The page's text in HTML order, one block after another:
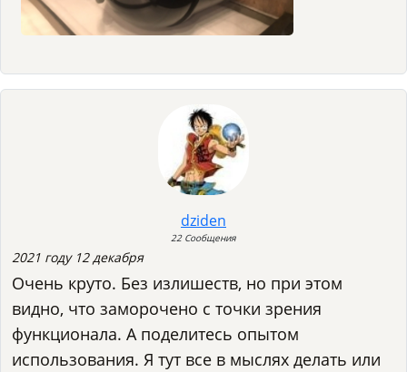
dziden
22 Сообщения
2021 году 12 декабря
Очень круто. Без излишеств, но при этом
видно, что заморочено с точки зрения
функционала. А поделитесь опытом
использования. Я тут все в мыслях делать или